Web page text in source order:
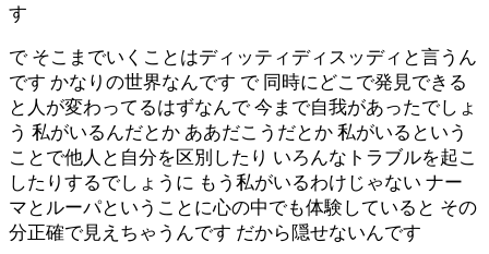
す
で そこまでいくことはディッティディスッディと言うん
です かなりの世界なんです で 同時にどこで発見できる
と人が変わってるはずなんで 今まで自我があったでしょ
う 私がいるんだとか ああだこうだとか 私がいるという
ことで他人と自分を区別したり いろんなトラブルを起こ
したりするでしょうに もう私がいるわけじゃない ナー
マとルーパということに心の中でも体験していると その
分正確で見えちゃうんです だから隠せないんです